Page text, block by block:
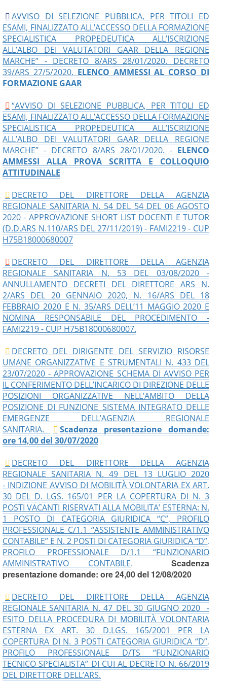
AVVISO DI SELEZIONE PUBBLICA, PER TITOLI ED
ESAMI, FINALIZZATO ALL’ACCESSO DELLA FORMAZIONE
SPECIALISTICA PROPEDEUTICA ALL’ISCRIZIONE
ALL’ALBO DEI VALUTATORI GAAR DELLA REGIONE
MARCHE” - DECRETO 8/ARS 28/01/2020. DECRETO
39/ARS 27/5/2020. ELENCO AMMESSI AL CORSO DI
FORMAZIONE GAAR
“AVVISO DI SELEZIONE PUBBLICA, PER TITOLI ED
ESAMI, FINALIZZATO ALL’ACCESSO DELLA FORMAZIONE
SPECIALISTICA PROPEDEUTICA ALL’ISCRIZIONE
ALL’ALBO DEI VALUTATORI GAAR DELLA REGIONE
MARCHE” - DECRETO 8/ARS 28/01/2020. - ELENCO
AMMESSI ALLA PROVA SCRITTA E COLLOQUIO
ATTITUDINALE
DECRETO DEL DIRETTORE DELLA AGENZIA
REGIONALE SANITARIA N. 54 DEL 54 DEL 06 AGOSTO
2020 - APPROVAZIONE SHORT LIST DOCENTI E TUTOR
(D.D.ARS N.110/ARS DEL 27/11/2019) - FAMI2219 - CUP
H75B18000680007​
DECRETO DEL DIRETTORE DELLA AGENZIA
REGIONALE SANITARIA N. 53 DEL 03/08/2020 -
ANNULLAMENTO DECRETI DEL DIRETTORE ARS N.
2/ARS DEL 20 GENNAIO 2020, N. 16/ARS DEL 18
FEBBRAIO 2020 E N. 35/ARS DELL’11 MAGGIO 2020 E
NOMINA RESPONSABILE DEL PROCEDIMENTO -
FAMI2219 - CUP H75B18000680007.
DECRETO DEL DIRIGENTE DEL SERVIZIO RISORSE
UMANE ORGANIZZATIVE E STRUMENTALI N. 433 DEL
23/07/2020 - APPROVAZIONE SCHEMA DI AVVISO PER
IL CONFERIMENTO DELL’INCARICO DI DIREZIONE DELLE
POSIZIONI ORGANIZZATIVE NELL’AMBITO DELLA
POSIZIONE DI FUNZIONE SISTEMA INTEGRATO DELLE
EMERGENZE DELL’AGENZIA REGIONALE
SANITARIA.
Scadenza presentazione domande:
ore 14,00 del 30/07/2020
DECRETO DEL DIRETTORE DELLA AGENZIA
REGIONALE SANITARIA N. 49 DEL 13 LUGLIO 2020
- INDIZIONE AVVISO DI MOBILITÀ VOLONTARIA EX ART.
30 DEL D. LGS. 165/01 PER LA COPERTURA DI N. 3
POSTI VACANTI RISERVATI ALLA MOBILITA’ ESTERNA: N.
1 POSTO DI CATEGORIA GIURIDICA “C”, PROFILO
PROFESSIONALE C/1.1 “ASSISTENTE AMMINISTRATIVO
CONTABILE” E N. 2 POSTI DI CATEGORIA GIURIDICA “D”,
PROFILO PROFESSIONALE D/1.1 “FUNZIONARIO
AMMINISTRATIVO CONTABILE. Scadenza
presentazione domande: ore 24,00 del 12/08/2020
DECRETO DEL DIRETTORE DELLA AGENZIA
REGIONALE SANITARIA N. 47 DEL 30 GIUGNO 2020 -
ESITO DELLA PROCEDURA DI MOBILITÀ VOLONTARIA
ESTERNA EX ART. 30 D.LGS. 165/2001 PER LA
COPERTURA DI N. 3 POSTI CATEGORIA GIURIDICA “D”,
PROFILO PROFESSIONALE D/TS “FUNZIONARIO
TECNICO SPECIALISTA” DI CUI AL DECRETO N. 66/2019
DEL DIRETTORE DELL’ARS.